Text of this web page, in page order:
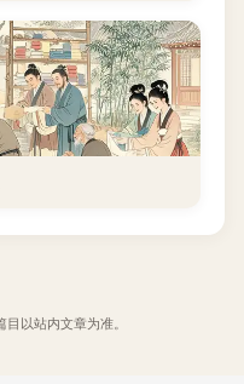
以站内文章为准。